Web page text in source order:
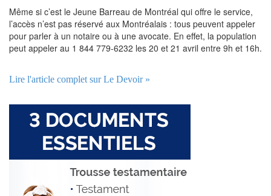
Même si c’est le Jeune Barreau de Montréal qui offre le service,
l’accès n’est pas réservé aux Montréalais : tous peuvent appeler
pour parler à un notaire ou à une avocate. En effet, la population
peut appeler au 1 844 779-6232 les 20 et 21 avril entre 9h et 16h.
Lire l'article complet sur Le Devoir »